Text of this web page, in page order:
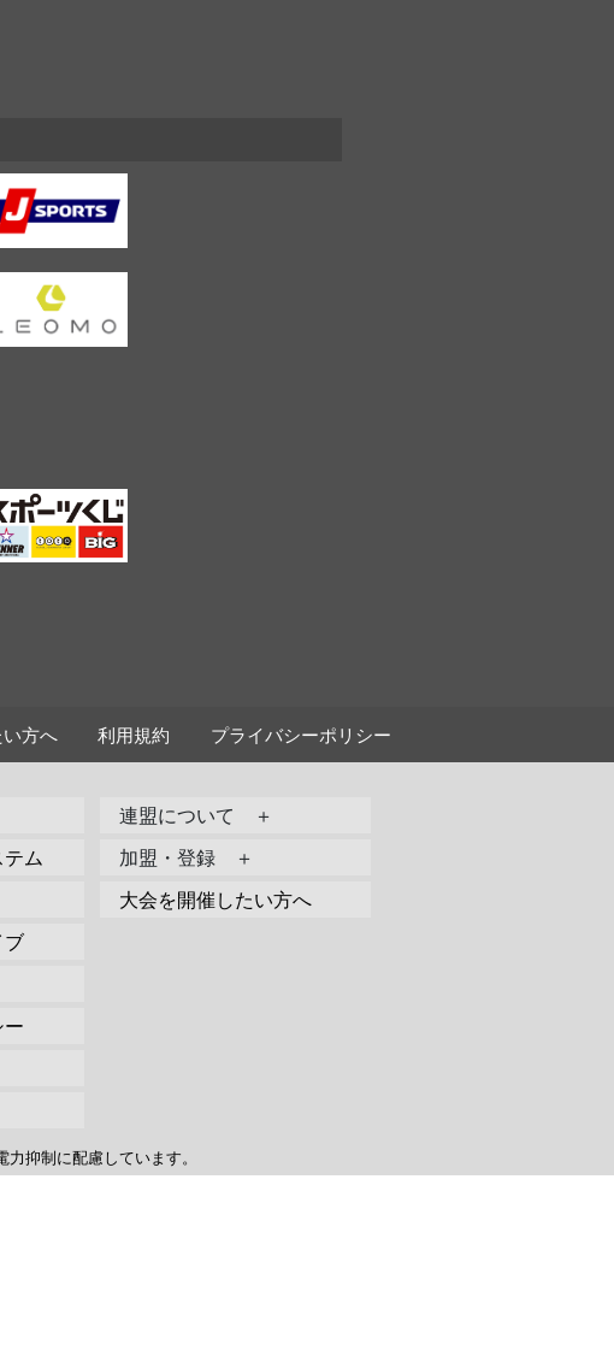
方へ 利用規約 プライバシーポリシー
テム
ブ
連盟について ＋
加盟・登録 ＋
大会を開催したい方へ
抑制に配慮しています。